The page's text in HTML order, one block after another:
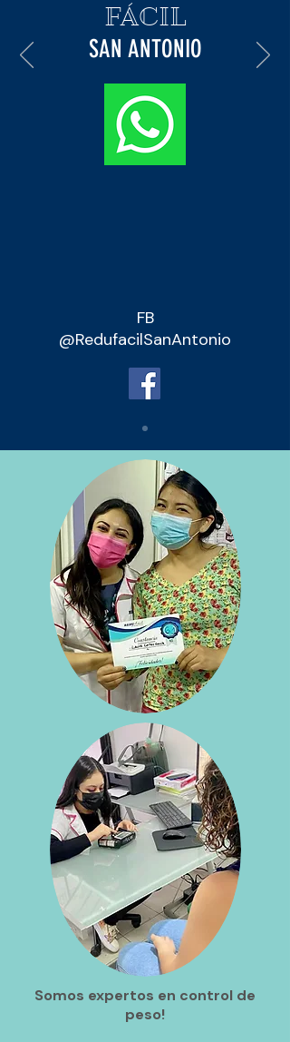
FÁCIL
SAN ANTONIO
FB
@RedufacilSanAntonio
Somos expertos en control de
peso!